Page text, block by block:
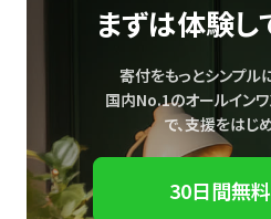
まずは体験し
寄付をもっとシンプル
国内No.1のオールイン
で、支援をはじめ
30日間無